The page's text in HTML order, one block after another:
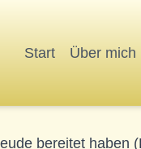
Start Über mich
bereitet haben